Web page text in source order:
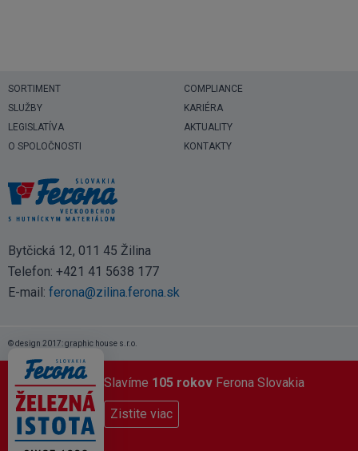
SORTIMENT
SLUŽBY
LEGISLATÍVA
O SPOLOČNOSTI
COMPLIANCE
KARIÉRA
AKTUALITY
KONTAKTY
Bytčická 12, 011 45 Žilina
Telefon: +421 41 5638 177
E-mail: ferona@zilina.ferona.sk
© design 2017: graphic house s.r.o.
Slavíme 105 rokov Ferona Slovakia
Zistite viac